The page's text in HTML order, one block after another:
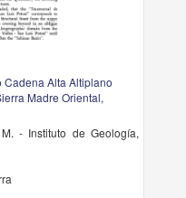
Cadena Alta Altiplano
Madre Oriental,
- Instituto de Geología,